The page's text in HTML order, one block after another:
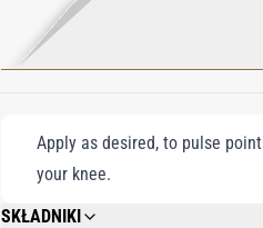
Apply as desired, to pulse
your knee.
SKŁADNIKI